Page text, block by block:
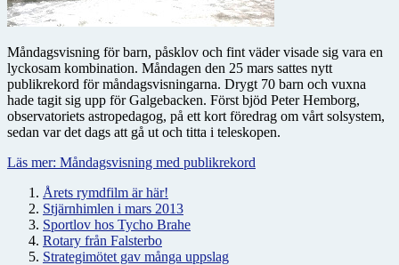
Måndagsvisning för barn, påsklov och fint väder visade sig vara en
lyckosam kombination. Måndagen den 25 mars sattes nytt
publikrekord för måndagsvisningarna. Drygt 70 barn och vuxna
hade tagit sig upp för Galgebacken. Först bjöd Peter Hemborg,
observatoriets astropedagog, på ett kort föredrag om vårt solsystem,
sedan var det dags att gå ut och titta i teleskopen.
Läs mer: Måndagsvisning med publikrekord
Årets rymdfilm är här!
Stjärnhimlen i mars 2013
Sportlov hos Tycho Brahe
Rotary från Falsterbo
Strategimötet gav många uppslag